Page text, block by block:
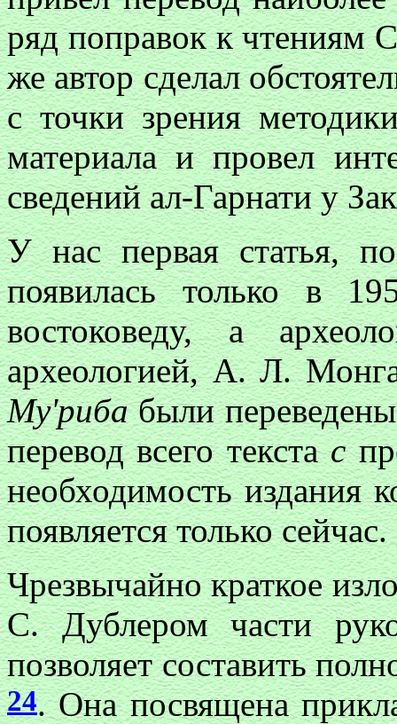
ряд поправок к чтениям
же автор сделал
с точки зрения
материала и провел
сведений ал-Гарнати у
У нас первая статья,
появилась только в
востоковеду, а
археологией, А. Л.
My'рибабыли
перевод всего текстас
необходимость издания
появляется только сейчас.
Чрезвычайно краткое
С. Дублером части
позволяет составить
24. Она посвящена